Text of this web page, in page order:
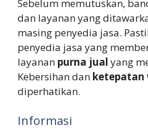
Sebelum memutuskan,
dan layanan yang
masing penyedia jasa.
penyedia jasa yang
layanan purna jual yang
Kebersihan dan ketepatan
diperhatikan.
Informasi